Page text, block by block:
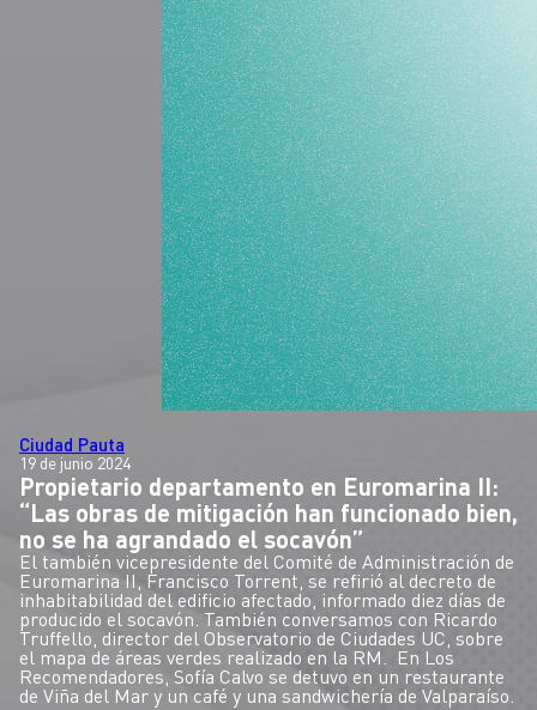
Ciudad Pauta
19 de junio 2024
Propietario departamento en Euromarina II:
“Las obras de mitigación han funcionado bien,
no se ha agrandado el socavón”
El también vicepresidente del Comité de Administración de
Euromarina II, Francisco Torrent, se refirió al decreto de
inhabitabilidad del edificio afectado, informado diez días de
producido el socavón. También conversamos con Ricardo
Truffello, director del Observatorio de Ciudades UC, sobre
el mapa de áreas verdes realizado en la RM. En Los
Recomendadores, Sofía Calvo se detuvo en un restaurante
de Viña del Mar y un café y una sandwichería de Valparaíso.